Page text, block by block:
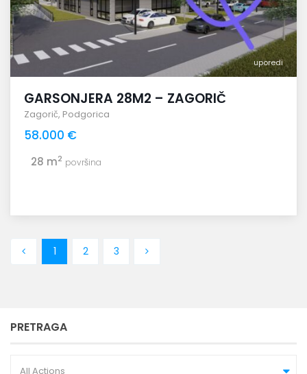
uporedi
GARSONJERA 28M2 – ZAGORIČ
Zagorič, Podgorica
58.000 €
28 m2 površina
1 2 3
PRETRAGA
All Actions